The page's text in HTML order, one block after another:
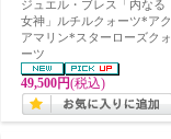
ジュエル・ブレス「内なる
女神」ルチルクォーツ*アク
アマリン*スターローズクォ
ーツ
49,500円(税込)